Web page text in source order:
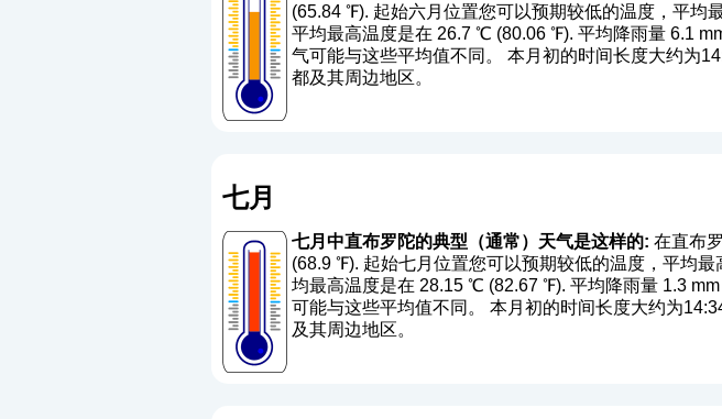
(65.84 ℉). 起始六月位置您可以预期较低的温度，平均
平均最高温度是在 26.7 ℃ (80.06 ℉). 平均降雨量 6.1
气可能与这些平均值不同。 本月初的时间长度大约为
都及其周边地区。
七月
七月中直布罗陀的典型（通常）天气是这样的: 在直布
(68.9 ℉). 起始七月位置您可以预期较低的温度，平均
均最高温度是在 28.15 ℃ (82.67 ℉). 平均降雨量 1.3 mm
可能与这些平均值不同。 本月初的时间长度大约为
及其周边地区。